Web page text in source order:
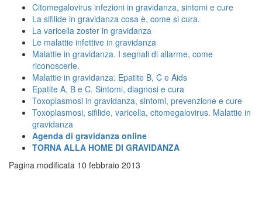
Citomegalovirus infezioni in gravidanza, sintomi e cure
La sifilide in gravidanza cosa è, come si cura.
La varicella zoster in gravidanza
Le malattie infettive in gravidanza
Malattie in gravidanza. I segnali di allarme, come
riconoscerle.
Malattie in gravidanza: Epatite B, C e Aids
Epatite A, B e C. Sintomi, diagnosi e cura
Toxoplasmosi in gravidanza, sintomi, prevenzione e cure
Toxoplasmosi, sifilide, varicella, citomegalovirus. Malattie in
gravidanza
Agenda di gravidanza online
TORNA ALLA HOME DI GRAVIDANZA
Pagina modificata 10 febbraio 2013